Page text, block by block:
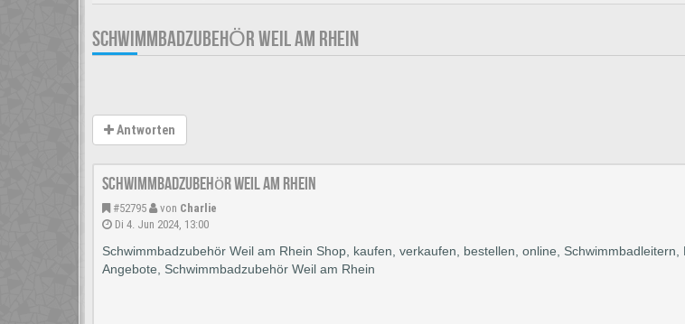
SCHWIMMBADZUBEHÖR WEIL AM RHEIN
Antworten
Schwimmbadzubehör Weil am Rhein
#52795 von Charlie
Di 4. Jun 2024, 13:00
Schwimmbadzubehör Weil am Rhein Shop, kaufen, verkaufen, bestellen, online, Schwimmbadleitern,
Angebote, Schwimmbadzubehör Weil am Rhein